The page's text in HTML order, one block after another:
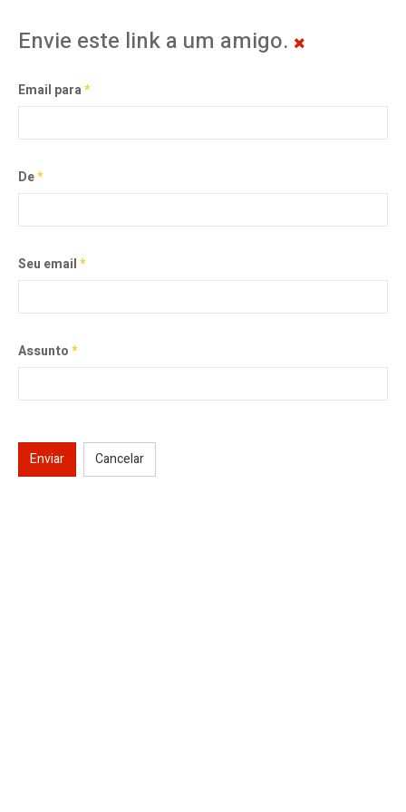
Envie este link a um amigo.
Email para*
De*
Seu email*
Assunto*
Enviar Cancelar